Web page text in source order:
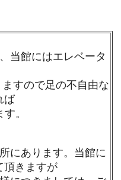
当館にはエレベータ
すので足の不自由な
ば
。
にあります。当館に
頂きますが